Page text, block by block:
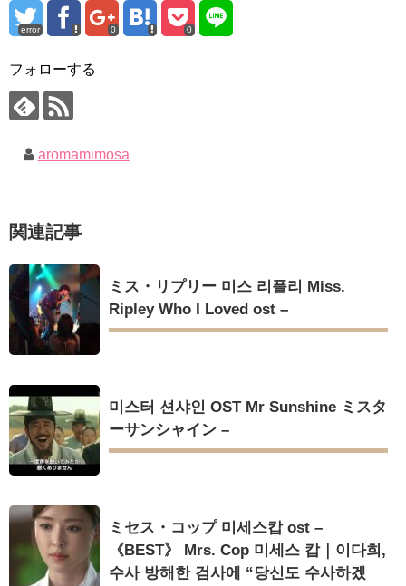
bobblessyou2 EP.18
ソン・ヘギョ – ソンヘギョ キスまとめ
한가인 –
「ライフ・ オン・ マーズ」2019年11月2日TSUTAYAにて先行
レンタル開始！
Jin-Crash Landing On You/ヒョンビン❤️ソンイェジン / エンジョイ❕
ユン・ギュンサン、番組にも登場した愛猫が急死…イ・ソンギ
Powered by livedoor 相互RSS
キム・テヒの弟イ・ワン♥イ・ボミ、今日（28日）結婚……
「まず熱く掃除せよ」女優キム・ユジョン、「健康がとても回
【裏芸能】キムユジョンの熱愛彼氏はあの大物俳優
いでしょ？” Big News TV
幻の王女チャミョンゴ エンディング
か」出演で話題 Big News TV
Powered by livedoor 相互RSS
error 0 0
フォローする
aromamimosa
関連記事
ミス・リプリー 미스 리플리 Miss.
Ripley Who I Loved ost –
미스터 션샤인 OST Mr Sunshine ミスタ
ーサンシャイン –
ミセス・コップ 미세스캅 ost –
《BEST》 Mrs. Cop 미세스 캅｜이다희,
수사 방해한 검사에 “당신도 수사하겠